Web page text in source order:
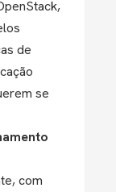
de
se
com